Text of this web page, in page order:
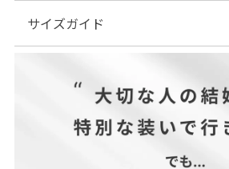
■素材:表地 ポリエステル100％裏地ポリ
■伸縮性:なし
■透け感:なし
■カラー:ブラック
サイズガイド